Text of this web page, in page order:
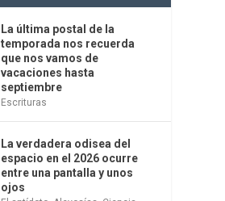
La última postal de la
temporada nos recuerda
que nos vamos de
vacaciones hasta
septiembre
Escrituras
La verdadera odisea del
espacio en el 2026 ocurre
entre una pantalla y unos
ojos